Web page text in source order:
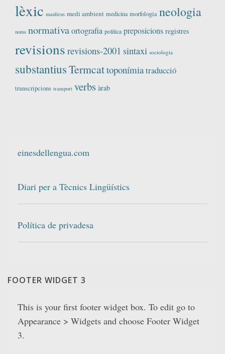
lèxic manlleus medi ambient medicina morfologia neologia
noms normativaortografia política preposicions registres
revisions revisions-2001 sintaxi sociologia
substantiusTermcattoponímiatraducció
transcripcions transport verbs àrab
einesdellengua.com
Diari per a Tècnics Lingüístics
Política de privadesa
FOOTER WIDGET 3
This is your first footer widget box. To edit go to
Appearance > Widgets and choose Footer Widget
3.